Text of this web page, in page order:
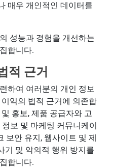
매우 개인적인 데이터를
성능과 경험을 개선하는
합니다.
적 근거
하여 여러분의 개인 정보
익의 법적 근거에 의존합
홍보, 제품 공급자와 고
보 및 마케팅 커뮤니케이
보안 유지, 웹사이트 및 제
기 및 악의적 행위 방지를
합니다.